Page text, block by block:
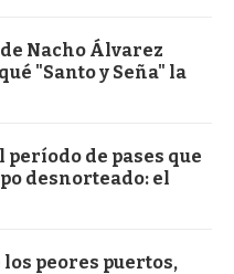
Nacho Álvarez
"Santo y Seña" la
período de pases que
desnorteado: el
peores puertos,